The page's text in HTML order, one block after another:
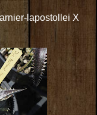
lapostollei X